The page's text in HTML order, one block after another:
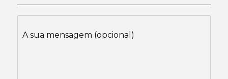
A sua mensagem (opcional)